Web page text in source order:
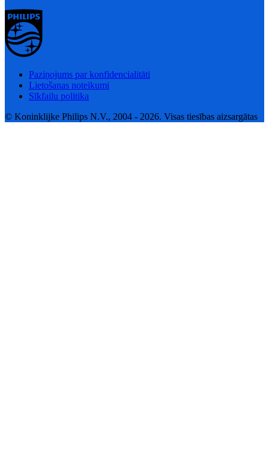
Paziņojums par konfidencialitāti
Lietošanas noteikumi
Sīkfailu politika
© Koninklijke Philips N.V., 2004 - 2026. Visas tiesības aizsargātas